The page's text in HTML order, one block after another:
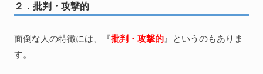
２．批判・攻撃的
面倒な人の特徴には、『批判・攻撃的 』というのもありま
す。